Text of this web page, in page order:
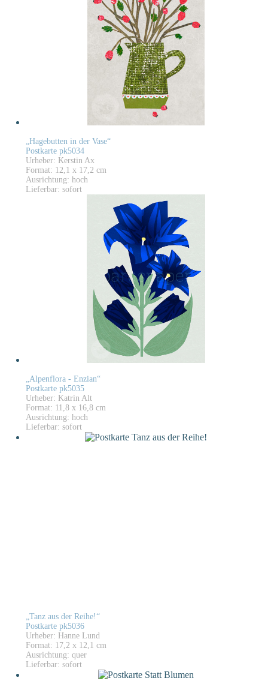
„Hagebutten in der Vase“
Postkarte pk5034
Urheber: Kerstin Ax
Format: 12,1 x 17,2 cm
Ausrichtung: hoch
Lieferbar: sofort
„Alpenflora - Enzian“
Postkarte pk5035
Urheber: Katrin Alt
Format: 11,8 x 16,8 cm
Ausrichtung: hoch
Lieferbar: sofort
„Tanz aus der Reihe!“
Postkarte pk5036
Urheber: Hanne Lund
Format: 17,2 x 12,1 cm
Ausrichtung: quer
Lieferbar: sofort